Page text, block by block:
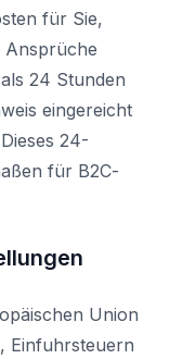
für Sie,
Ansprüche
24 Stunden
eingereicht
24-
für B2C-
Union
Einfuhrsteuern